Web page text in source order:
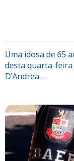
Uma idosa de 65
desta quarta-
D’Andrea…